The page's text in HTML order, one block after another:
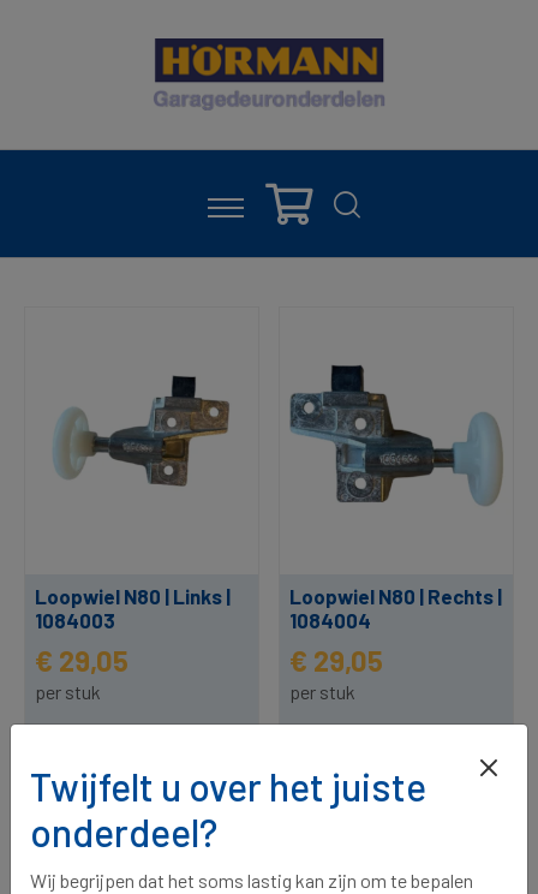
Loopwiel N80 | Links |
1084003
€ 29,05
per stuk
25 op voorraad, voor 15:00
Loopwiel N80 | Rechts |
1084004
€ 29,05
per stuk
32 op voorraad, voor 15:00
Twijfelt u over het juiste
onderdeel?
Wij begrijpen dat het soms lastig kan zijn om te bepalen